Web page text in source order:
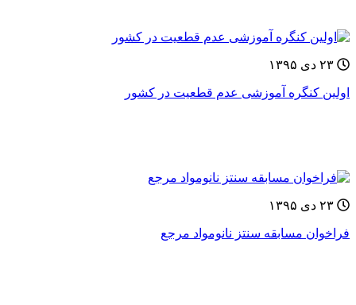
اولین کنگره آموزشی عدم قطعیت در کشور
فراخوان مسابقه سنتز نانومواد مرجع